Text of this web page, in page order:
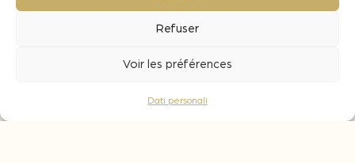
Refuser
Voir les préférences
Dati personali
base all’obiettivo organolettico ricercato.